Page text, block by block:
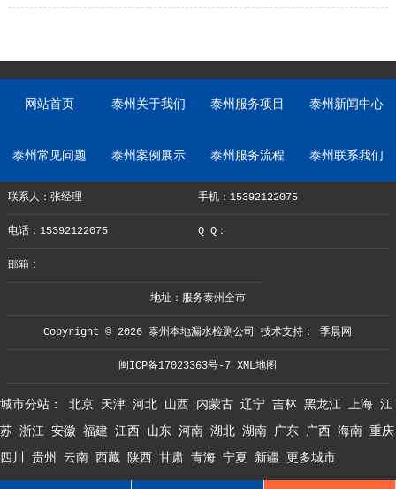
网站首页 泰州关于我们 泰州服务项目 泰州新闻中心
泰州常见问题 泰州案例展示 泰州服务流程 泰州联系我们
联系人：张经理 手机：15392122075
电话：15392122075 Q Q：
邮箱：
地址：服务泰州全市
Copyright © 2026 泰州本地漏水检测公司 技术支持：季晨网
闽ICP备17023363号-7 XML地图
城市分站： 北京 天津 河北 山西 内蒙古 辽宁 吉林 黑龙江 上海 江
苏 浙江 安徽 福建 江西 山东 河南 湖北 湖南 广东 广西 海南 重庆
四川
贵州 云南 西藏 陕西 甘肃 青海 宁夏 新疆 更多城市